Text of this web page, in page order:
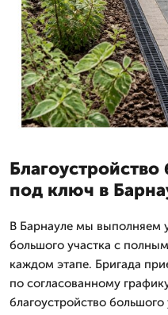
Благоустройство
под ключ в
В Барнауле мы выполняем
большого участка с
каждом этапе. Бригада
по согласованному
благоустройство большого